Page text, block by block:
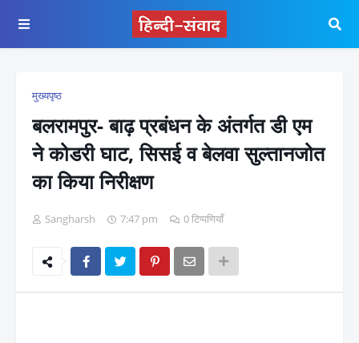
मुख्यपृष्ठ
बलरामपुर- बाढ़ प्रबंधन के अंतर्गत डी एम
ने कोडरी घाट, सिसई व बेलवा सुल्तानजोत
का किया निरीक्षण
Sangharsh 7:47 pm 0 टिप्पणियाँ